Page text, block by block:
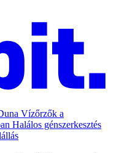
Vízőrzők a
Halálos génszerkesztés